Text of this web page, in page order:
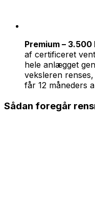
Premium –
af certificeret
hele anlægget
veksleren
får 12 måneders
Sådan foregår